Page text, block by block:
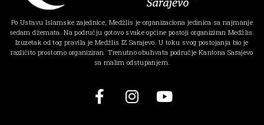
Po Ustavu Islamske zajednice, Medžlis je organizaciona jedinica sa najmanje
sedam džemata. Na području gotovo svake općine postoji organiziran Medžlis.
Izuzetak od tog pravila je Medžlis IZ Sarajevo. U toku svog postojanja bio je
različito prostorno organiziran. Trenutno obuhvata područje Kantona Sarajevo
sa malim odstupanjem.